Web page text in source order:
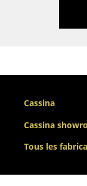
... voir toutes
Cassina
Cassina
Tous les